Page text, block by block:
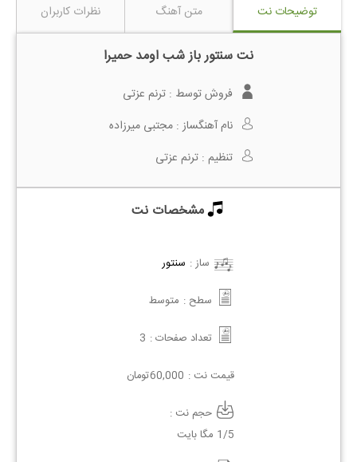
توضیحات نت متن آهنگ نظرات کاربران
نت سنتور باز شب اومد حمیرا
فروش توسط : ترنم عزتی
نام آهنگساز : مجتبی میرزاده
تنظیم : ترنم عزتی
مشخصات نت
ساز : سنتور
سطح : متوسط
تعداد صفحات : 3
قیمت نت : 60,000تومان
حجم نت :
1/5 مگا بایت